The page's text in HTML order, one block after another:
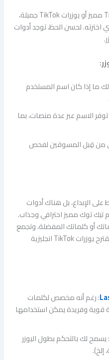
بين كثرة البحث عن اسم حساب TikTok مميز أو يوزرات TikTok جميلة،
اخترته. لحسن الحظ، توجد أدوات
ما إذا كان اسم المستخدم
الاسم عبر عدة منصات، بما
من قِبل المسوقين لفحص
على الإبداع، بل هناك أدوات
توك مميز احترافي وجذاب.
أو كلماتك المفضلة، وتجمع
بين الحروف والأرقام بشكل فني، أو تقترح يوزرات TikTok انجليزية
: رغم أنه مخصص لكلمات
قوية وفريدة يمكن استخدامها
: يسمح لك بالتحكم بطول اليوزر